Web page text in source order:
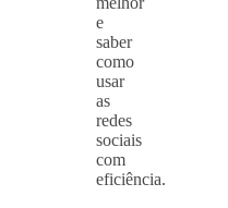
e
saber
como
usar
as
redes
sociais
com
eficiência.